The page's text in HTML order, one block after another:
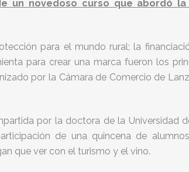
un novedoso curso que abordó
para el mundo rural; la
para crear una marca fueron los
por la Cámara de Comercio de
por la doctora de la Universidad
de una quincena de
que ver con el turismo y el vino.